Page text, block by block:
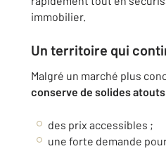
immobilier.
Un territoire qui
Malgré un marché plus
conserve de solides atouts
des prix accessibles ;
une forte demande